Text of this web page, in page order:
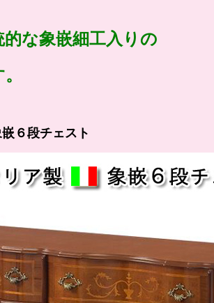
な象嵌細工入りの
６段チェスト